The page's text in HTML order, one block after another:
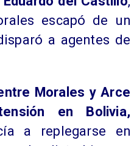
escapó de un
a agentes de
Morales y Arce
en Bolivia,
a replegarse en